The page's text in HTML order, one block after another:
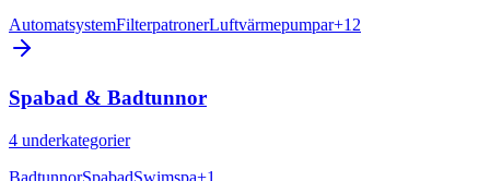
AutomatsystemFilterpatronerLuftvärmepumpar+12
Spabad & Badtunnor
4 underkategorier
BadtunnorSpabadSwimspa+1